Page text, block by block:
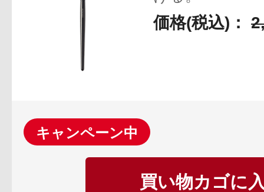
ドレスリフト
プリマモイスト
価格(税込)：
キャンペーン中
買い物カゴに